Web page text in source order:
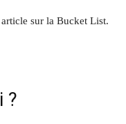
sur la Bucket List.
?